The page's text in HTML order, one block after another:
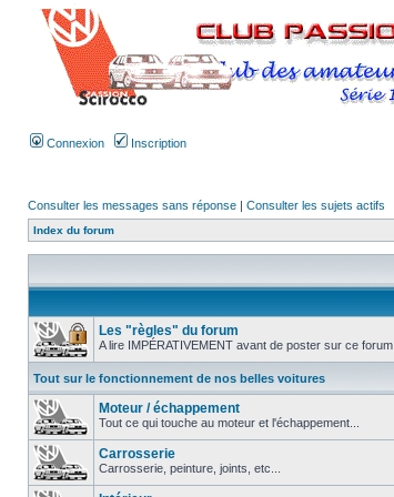
Connexion Inscription
Consulter les messages sans réponse | Consulter les sujets actifs
Index du forum
Les "règles" du forum
A lire IMPÉRATIVEMENT avant de poster sur ce forum
Tout sur le fonctionnement de nos belles voitures
Moteur / échappement
Tout ce qui touche au moteur et l'échappement...
Carrosserie
Carrosserie, peinture, joints, etc...